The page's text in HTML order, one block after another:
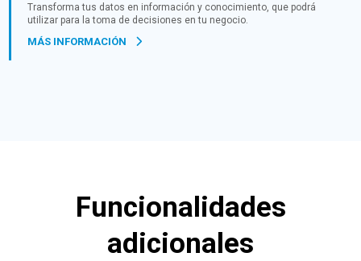
Transforma tus datos en información y conocimiento, que podrá
utilizar para la toma de decisiones en tu negocio.
MÁS INFORMACIÓN
Funcionalidades
adicionales